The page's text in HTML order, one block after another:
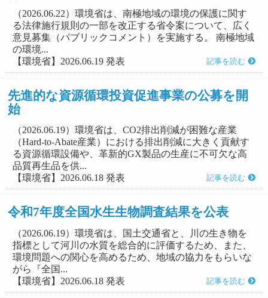
（2026.06.22）環境省は、南極地域の環境の保護に関す
る法律施行規則の一部を改正する省令案について、広く
意見募集（パブリックコメント）を実施する。 南極地域
の環境...
【環境省】2026.06.19 発表
記事を読む
先進的な資源循環投資促進事業の公募を開
始
（2026.06.19）環境省は、CO2排出削減が困難な産業
（Hard-to-Abate産業）における排出削減に大きく貢献す
る資源循環設備や、革新的GX製品の生産に不可欠な高
品質再生品を供...
【環境省】2026.06.18 発表
記事を読む
令和7年度全国水生生物調査結果を公表
（2026.06.19）環境省は、国土交通省と、川の生き物を
指標として河川の水質を総合的に評価するため、また、
環境問題への関心を高めるため、地域の協力をもらいな
がら『全国...
【環境省】2026.06.18 発表
記事を読む